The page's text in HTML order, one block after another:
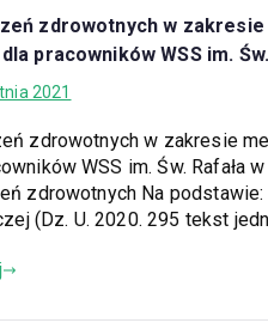
zdrowotnych w
pracowników WSS im.
2021
zdrowotnych w zakresie
WSS im. Św. Rafała
zdrowotnych Na
(Dz. U. 2020. 295 tekst